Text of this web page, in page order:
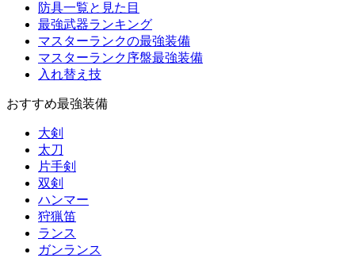
防具一覧と見た目
最強武器ランキング
マスターランクの最強装備
マスターランク序盤最強装備
入れ替え技
おすすめ最強装備
大剣
太刀
片手剣
双剣
ハンマー
狩猟笛
ランス
ガンランス